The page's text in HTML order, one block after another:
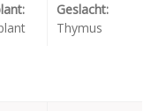
Geslacht:
Thymus